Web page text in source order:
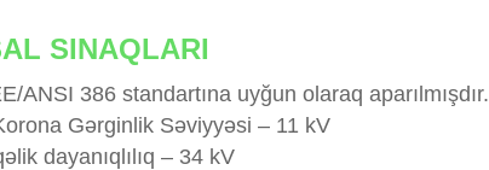
SINAQLARI
ANSI 386 standartına uyğun olaraq aparılmışdır.
Gərginlik Səviyyəsi – 11 kV
dayanıqlılıq – 34 kV